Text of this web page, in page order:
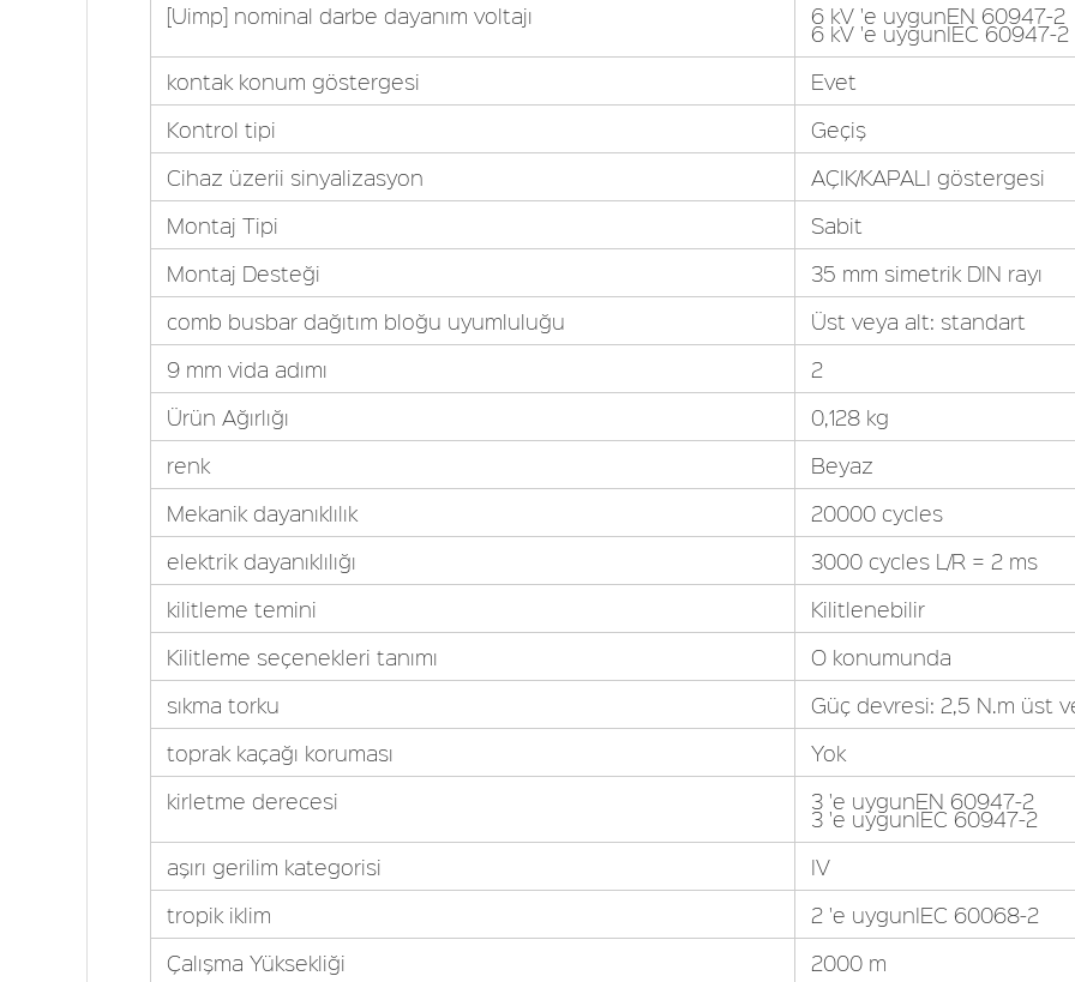
[Uimp] nominal darbe dayanım voltajı
6 kV 'e uygunEN 60947-2
6 kV 'e uygunIEC 60947-2
kontak konum göstergesi
Evet
Kontrol tipi
Geçiş
Cihaz üzerii sinyalizasyon
AÇIK/KAPALI göstergesi
Montaj Tipi
Sabit
Montaj Desteği
35 mm simetrik DIN rayı
comb busbar dağıtım bloğu uyumluluğu
Üst veya alt: standart
9 mm vida adımı
2
Ürün Ağırlığı
0,128 kg
renk
Beyaz
Mekanik dayanıklılık
20000 cycles
elektrik dayanıklılığı
3000 cycles L/R = 2 ms
kilitleme temini
Kilitlenebilir
Kilitleme seçenekleri tanımı
O konumunda
sıkma torku
Güç devresi: 2,5 N.m üst
toprak kaçağı koruması
Yok
kirletme derecesi
3 'e uygunEN 60947-2
3 'e uygunIEC 60947-2
aşırı gerilim kategorisi
IV
tropik iklim
2 'e uygunIEC 60068-2
Çalışma Yüksekliği
2000 m